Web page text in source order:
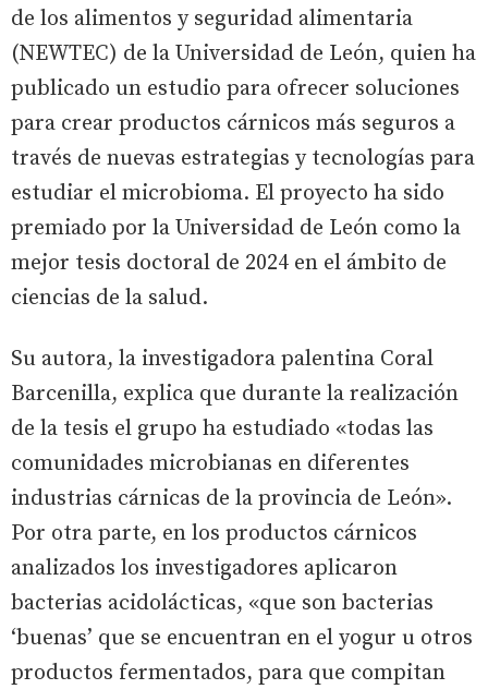
de los alimentos y seguridad alimentaria
(NEWTEC) de la Universidad de León, quien ha
publicado un estudio para ofrecer soluciones
para crear productos cárnicos más seguros a
través de nuevas estrategias y tecnologías para
estudiar el microbioma. El proyecto ha sido
premiado por la Universidad de León como la
mejor tesis doctoral de 2024 en el ámbito de
ciencias de la salud.
Su autora, la investigadora palentina Coral
Barcenilla, explica que durante la realización
de la tesis el grupo ha estudiado «todas las
comunidades microbianas en diferentes
industrias cárnicas de la provincia de León».
Por otra parte, en los productos cárnicos
analizados los investigadores aplicaron
bacterias acidolácticas, «que son bacterias
‘buenas’ que se encuentran en el yogur u otros
productos fermentados, para que compitan